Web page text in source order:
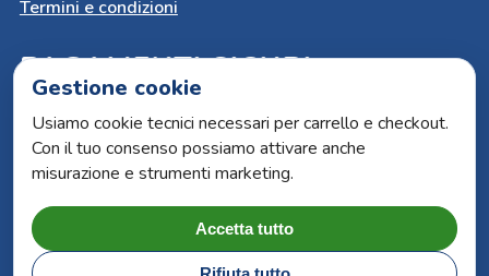
Termini e condizioni
PAGAMENTI SICURI
Carta del docente
Paypal
Bonifico bancario
Carte di credito
Gestione cookie
Usiamo cookie tecnici necessari per carrello e checkout.
Con il tuo consenso possiamo attivare anche
misurazione e strumenti marketing.
Accetta tutto